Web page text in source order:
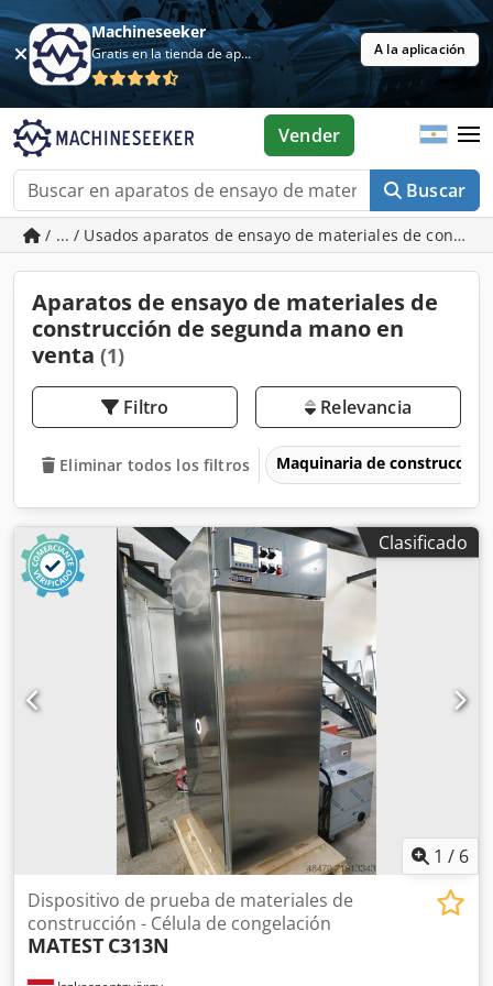
Machineseeker
Gratis en la tienda de aplicaciones A la aplicación
Buscar
Vender
/ ... / Usados aparatos de ensayo de materiales de
Aparatos de ensayo de materiales de
construcción de segunda mano en
venta (1)
Filtro Relevancia
Eliminar todos los filtros Maquinaria de construcción
Clasificado
1 / 6
Dispositivo de prueba de materiales de
construcción - Célula de congelación
MATEST C313N